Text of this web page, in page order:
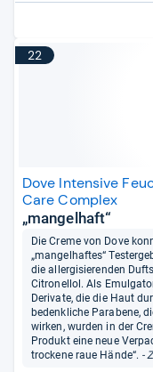
22
Dove Intensive
Care Complex
„mangelhaft“
Die Creme von Dove
„mangelhaftes“
die allergisierenden
Citronellol. Als
Derivate, die die Haut
bedenkliche Parabene,
wirken, wurden in der
Produkt eine neue
trockene raue Hände“. -